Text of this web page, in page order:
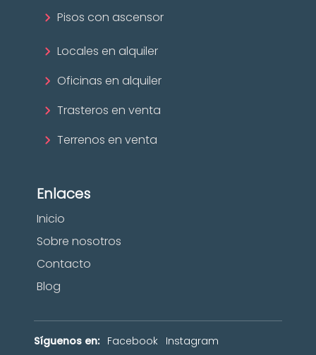
Pisos con ascensor
Locales en alquiler
Oficinas en alquiler
Trasteros en venta
Terrenos en venta
Enlaces
Inicio
Sobre nosotros
Contacto
Blog
Síguenos en: Facebook Instagram